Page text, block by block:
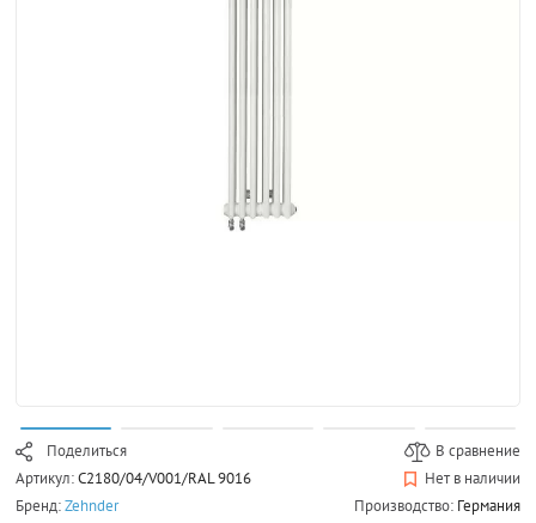
Поделиться
В сравнение
Артикул:C2180/04/V001/RAL 9016
Нет в наличии
Бренд:Zehnder Производство: Германия